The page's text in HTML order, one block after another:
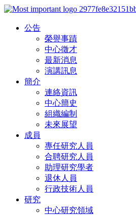
公告
榮譽事蹟
中心徵才
最新消息
演講訊息
簡介
連絡資訊
中心簡史
組織編制
未來展望
成員
專任研究人員
合聘研究人員
助理研究學者
退休人員
行政技術人員
研究
中心研究領域